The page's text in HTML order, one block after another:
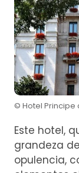
© Hotel Principe
Este hotel,
grandeza
opulencia,